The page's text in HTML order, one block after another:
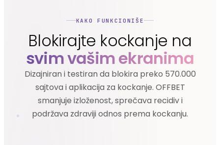
KAKO FUNKCIONIŠE
Blokirajte kockanje na
svim vašim ekranima
Dizajniran i testiran da blokira preko 570.000
sajtova i aplikacija za kockanje. OFFBET
smanjuje izloženost, sprečava recidiv i
podržava zdraviji odnos prema kockanju.